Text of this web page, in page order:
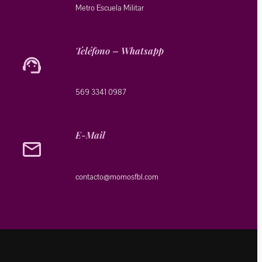
Metro Escuela Militar
Teléfono – Whatsapp
569 3341 0987
E-Mail
moc.lbfsomom
@otcatnoc